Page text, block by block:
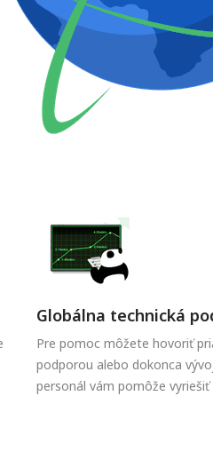
Globálna technická
Pre pomoc môžete hovoriť
podporou alebo dokonca
personál vám pomôže